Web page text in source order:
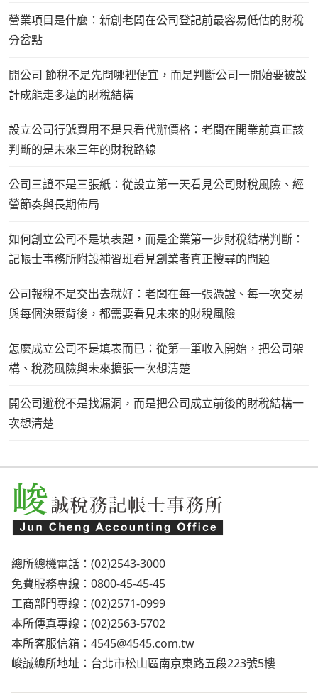
營業項目是什麼：新創老闆在公司登記前最容易低估的財稅
分岔點
開公司 節稅不是先問哪裡便宜，而是判斷公司一開始要被設
計成能走多遠的財稅結構
設立公司行號費用不是只看代辦價格：老闆在開業前真正該
判斷的是未來三年的財稅路線
公司三證不是三張紙：從設立第一天看見公司財稅風險、經
營節奏與長期佈局
如何創立公司不是填表題，而是企業第一步財稅結構判斷：
記帳士事務所附設補習班看見創業者真正搜尋的問題
公司報稅不是交出去就好：老闆在每一張憑證、每一次交易
與每個決策背後，都需要看見未來的財稅風險
怎麼成立公司不是填表而已：從第一筆收入開始，把公司架
構、稅務風險與未來擴張一次想清楚
開公司避稅不是找漏洞，而是把公司成立前後的財稅結構一
次想清楚
總所總機電話：(02)2543-3000
免費服務專線：0800-45-45-45
工商部門專線：(02)2571-0999
本所傳真專線：(02)2563-5702
本所客服信箱： 4545@4545.com.tw
峻誠總所地址：台北市松山區南京東路五段223號5樓